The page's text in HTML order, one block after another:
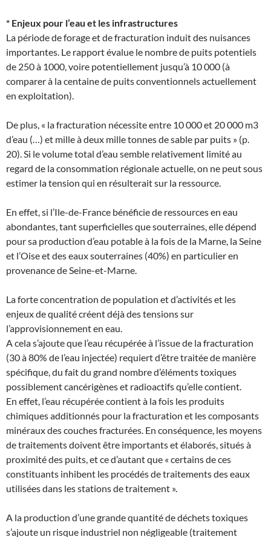
* Enjeux pour l’eau et les infrastructures
La période de forage et de fracturation induit des nuisances
importantes. Le rapport évalue le nombre de puits potentiels
de 250 à 1000, voire potentiellement jusqu’à 10 000 (à
comparer à la centaine de puits conventionnels actuellement
en exploitation).
De plus, « la fracturation nécessite entre 10 000 et 20 000 m3
d’eau (…) et mille à deux mille tonnes de sable par puits » (p.
20). Si le volume total d’eau semble relativement limité au
regard de la consommation régionale actuelle, on ne peut sous
estimer la tension qui en résulterait sur la ressource.
En effet, si l’Ile-de-France bénéficie de ressources en eau
abondantes, tant superficielles que souterraines, elle dépend
pour sa production d’eau potable à la fois de la Marne, la Seine
et l’Oise et des eaux souterraines (40%) en particulier en
provenance de Seine-et-Marne.
La forte concentration de population et d’activités et les
enjeux de qualité créent déjà des tensions sur
l’approvisionnement en eau.
A cela s’ajoute que l’eau récupérée à l’issue de la fracturation
(30 à 80% de l’eau injectée) requiert d’être traitée de manière
spécifique, du fait du grand nombre d’éléments toxiques
possiblement cancérigènes et radioactifs qu’elle contient.
En effet, l’eau récupérée contient à la fois les produits
chimiques additionnés pour la fracturation et les composants
minéraux des couches fracturées. En conséquence, les moyens
de traitements doivent être importants et élaborés, situés à
proximité des puits, et ce d’autant que « certains de ces
constituants inhibent les procédés de traitements des eaux
utilisées dans les stations de traitement ».
A la production d’une grande quantité de déchets toxiques
s’ajoute un risque industriel non négligeable (traitement